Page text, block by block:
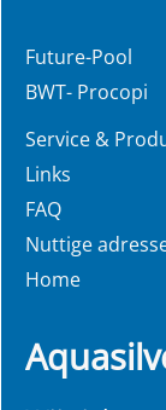
Future-Pool
BWT- Procopi
Service &
Links
FAQ
Nuttige
Home